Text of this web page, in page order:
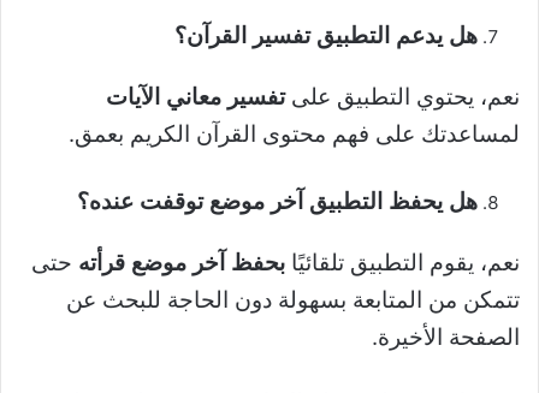
هل يدعم التطبيق تفسير القرآن؟
نعم، يحتوي التطبيق علىتفسير معاني الآيات
لمساعدتك على فهم محتوى القرآن الكريم بعمق.
هل يحفظ التطبيق آخر موضع توقفت عنده؟
نعم، يقوم التطبيق تلقائيًا بحفظ آخر موضع قرأته حتى
تتمكن من المتابعة بسهولة دون الحاجة للبحث عن
الصفحة الأخيرة.